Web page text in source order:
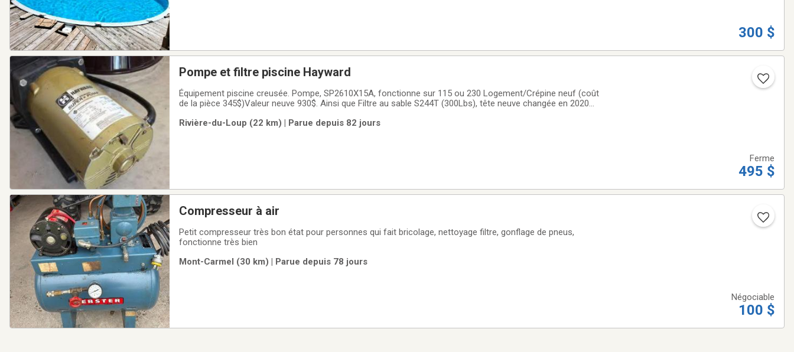
300 $
Pompe et filtre piscine Hayward
Équipement piscine creusée. Pompe, SP2610X15A, fonctionne sur 115 ou 230 Logement/Crépine neuf (coût
de la pièce 345$)Valeur neuve 930$. Ainsi que Filtre au sable S244T (300Lbs), tête neuve changée en 2020
Rivière-du-Loup (22 km) | Parue depuis 82 jours
Ferme
495 $
Compresseur à air
Petit compresseur très bon état pour personnes qui fait bricolage, nettoyage filtre, gonflage de pneus,
fonctionne très bien
Mont-Carmel (30 km) | Parue depuis 78 jours
Négociable
100 $